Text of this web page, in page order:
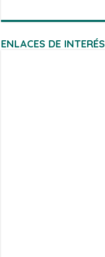
ENLACES DE INTERÉS